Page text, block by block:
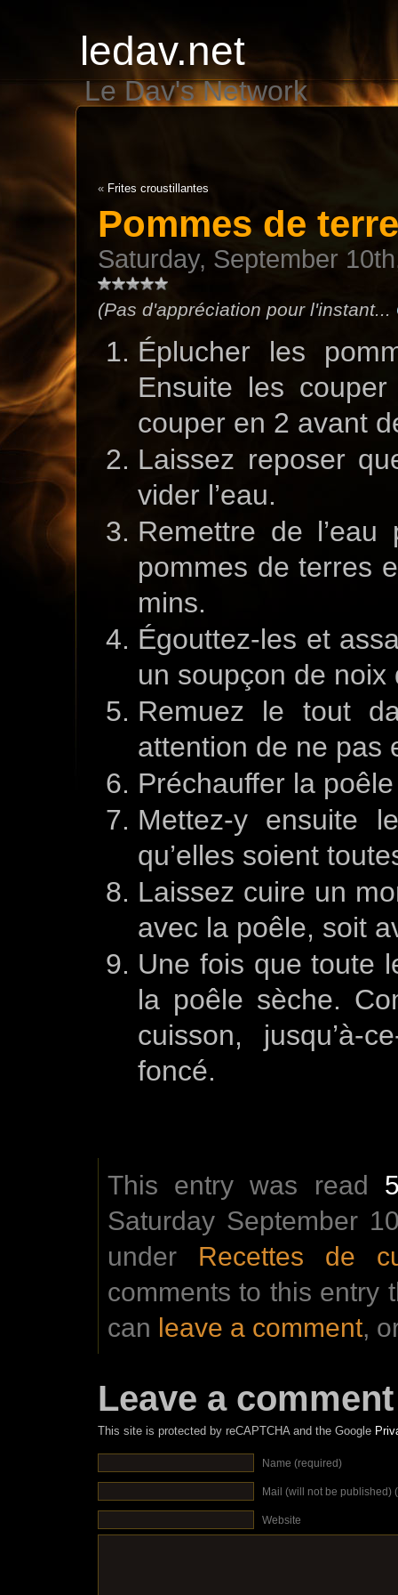
ledav.net
Le Dav's Network
« Frites croustillantes
Pommes de
Saturday, September
(Pas d'appréciation pour l'instant...
Éplucher les
Ensuite les
couper en 2 avant
Laissez reposer
vider l’eau.
Remettre de l’eau
pommes de terres
mins.
Égouttez-les et
un soupçon de
Remuez le tout
attention de ne pas
Préchauffer la
Mettez-y ensuite
qu’elles soient
Laissez cuire un
avec la poêle, soit
Une fois que toute
la poêle sèche.
cuisson, jusqu’à-
foncé.
This entry was read
Saturday September
under Recettes de
comments to this entry
can leave a comment,
Leave a comment
This site is protected by reCAPTCHA and the Google
Name (required)
Mail (will not be published)
Website